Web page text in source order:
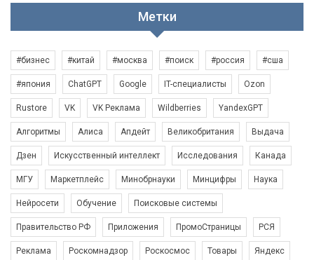
Метки
#бизнес #китай #москва #поиск #россия #сша
#япония ChatGPT Google IT-специалисты Ozon
Rustore VK VK Реклама Wildberries YandexGPT
Алгоритмы Алиса Апдейт Великобритания Выдача
Дзен Искусственный интеллект Исследования Канада
МГУ Маркетплейс Минобрнауки Минцифры Наука
Нейросети Обучение Поисковые системы
Правительство РФ Приложения ПромоСтраницы РСЯ
Реклама Роскомнадзор Роскосмос Товары Яндекс